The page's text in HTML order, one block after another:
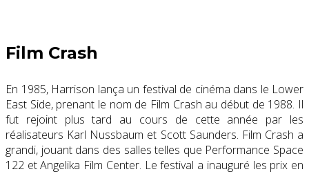
Film Crash
En 1985, Harrison lança un festival de cinéma dans le Lower
East Side, prenant le nom de Film Crash au début de 1988. Il
fut rejoint plus tard au cours de cette année par les
réalisateurs Karl Nussbaum et Scott Saunders. Film Crash a
grandi, jouant dans des salles telles que Performance Space
122 et Angelika Film Center. Le festival a inauguré les prix en